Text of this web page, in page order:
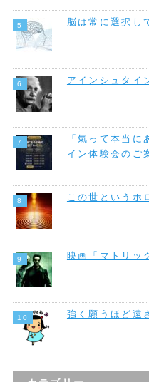
脳は常に選択し
アインシュタイ
「氣って本当に
イン体験会のご
この世というホ
映画「マトリッ
強く願うほど遠